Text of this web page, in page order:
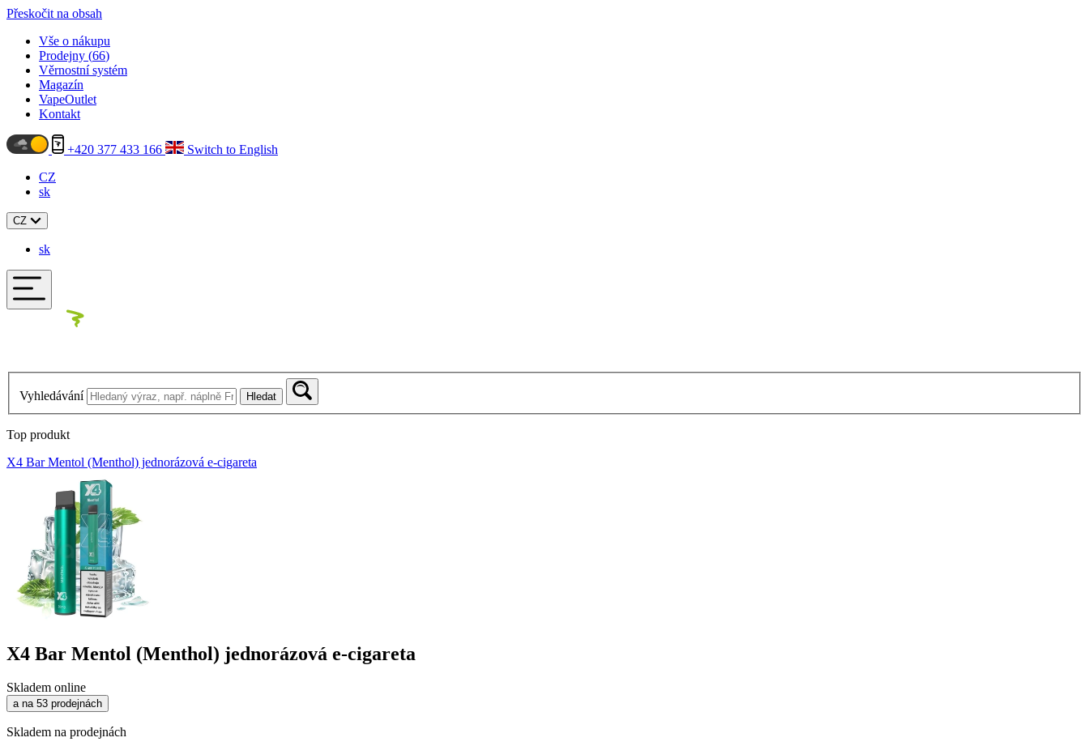
Přeskočit na obsah
Vše o nákupu
Prodejny (66)
Věrnostní systém
Magazín
VapeOutlet
Kontakt
+420 377 433 166
Switch to English
CZ
sk
CZ
sk
Vyhledávání Hledat
Top produkt
X4 Bar Mentol (Menthol) jednorázová e-cigareta
X4 Bar Mentol (Menthol) jednorázová e-cigareta
Skladem online
a na 53 prodejnách
Skladem na prodejnách